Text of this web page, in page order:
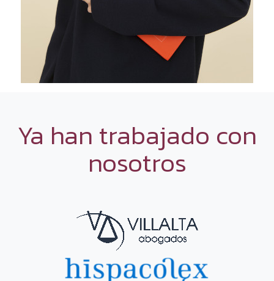
Ya han trabajado con
nosotros